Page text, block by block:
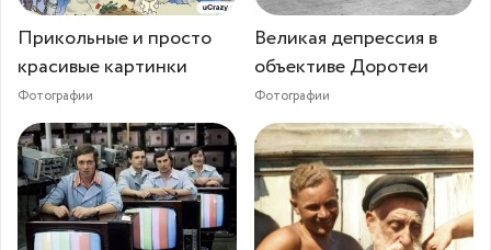
Прикольные и просто
красивые картинки
Фотографии
Великая депрессия в
объективе Доротеи
Фотографии